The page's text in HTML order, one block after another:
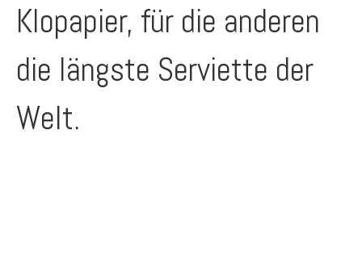
Klopapier, für die anderen
die längste Serviette der
Welt.